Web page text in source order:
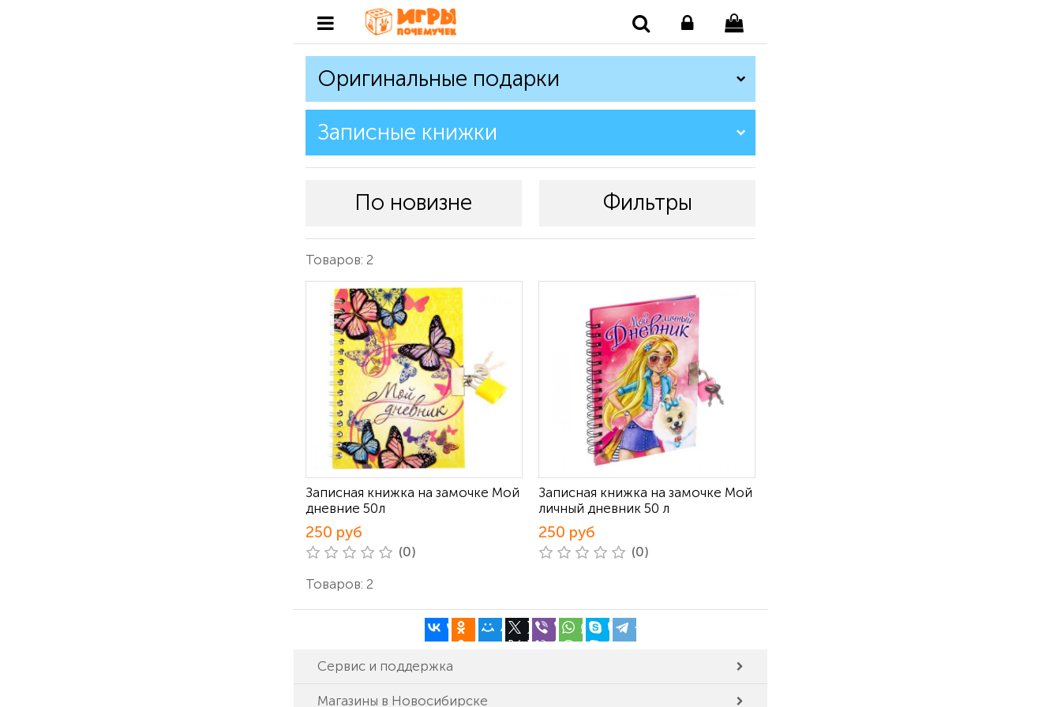
Оригинальные подарки
Записные книжки
По новизне Фильтры
Товаров: 2
Записная книжка на замочке Мой
дневние 50л
250 руб
(0)
Записная книжка на замочке Мой
личный дневник 50 л
250 руб
(0)
Товаров: 2
Сервис и поддержка
Магазины в Новосибирске